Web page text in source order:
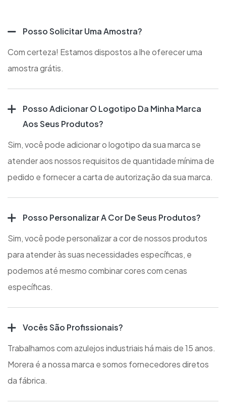
Posso Solicitar Uma Amostra?
Com certeza! Estamos dispostos a lhe oferecer uma
amostra grátis.
Posso Adicionar O Logotipo Da Minha Marca
Aos Seus Produtos?
Sim, você pode adicionar o logotipo da sua marca se
atender aos nossos requisitos de quantidade mínima de
pedido e fornecer a carta de autorização da sua marca.
Posso Personalizar A Cor De Seus Produtos?
Sim, você pode personalizar a cor de nossos produtos
para atender às suas necessidades específicas, e
podemos até mesmo combinar cores com cenas
específicas.
Vocês São Profissionais?
Trabalhamos com azulejos industriais há mais de 15 anos.
Morera é a nossa marca e somos fornecedores diretos
da fábrica.